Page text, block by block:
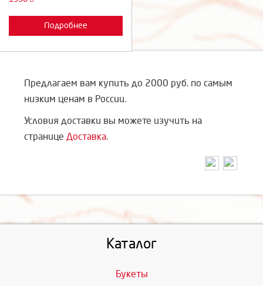
Подробнее
Предлагаем вам купить до 2000 руб. по самым
низким ценам в России.
Условия доставки вы можете изучить на
странице Доставка.
Каталог
Букеты